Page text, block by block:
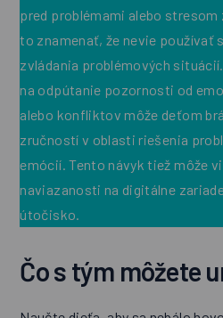
pred problémami alebo
to znamenať, že nevie používať
zvládania problémových
na odpútanie pozornosti od
alebo konfliktov môže deťom
zručností v oblasti riešenia
emócií. Tento návyk tiež môže
naviazanosti na digitálne
útočisko.
Čo s tým môžete